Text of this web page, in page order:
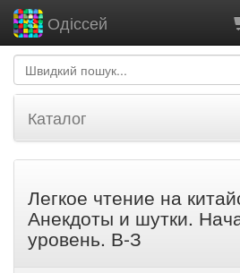
Одіссей
Каталог
Легкое чтение на
Анекдоты и шутки.
уровень. В-З